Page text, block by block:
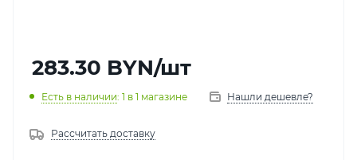
283.30 BYN/шт
Есть в наличии: 1 в 1 магазине Нашли дешевле?
Рассчитать доставку